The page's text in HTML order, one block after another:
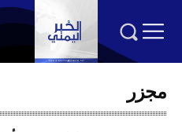
مجزر